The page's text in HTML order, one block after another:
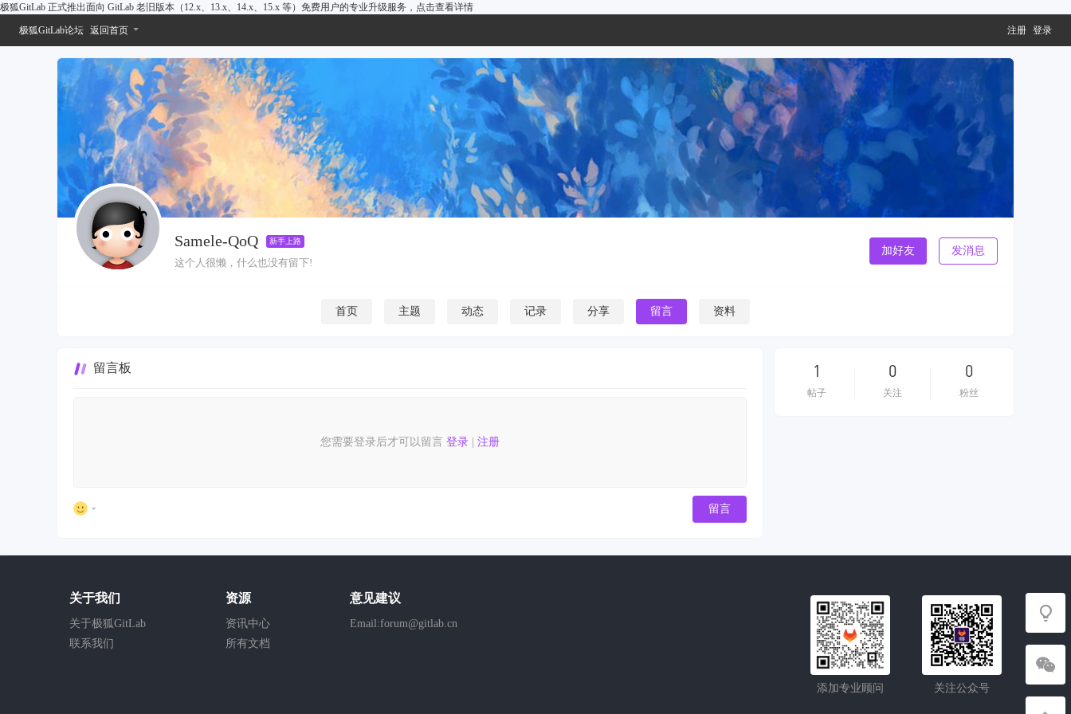
极狐GitLab 正式推出面向 GitLab 老旧版本（12.x、13.x、14.x、15.x 等）免费用户的专业升级服务， 点击查看详情
注册 登录
极狐GitLab论坛 返回首页
加好友 发消息
Samele-QoQ 新手上路
这个人很懒，什么也没有留下!
首页 主题 动态 记录 分享 留言 资料
留言板
您需要登录后才可以留言 登录 注册
留言
1
帖子
0
关注
0
粉丝
关于我们
关于极狐GitLab
联系我们
资源
资讯中心
所有文档
意见建议
Email:forum@gitlab.cn
关注公众号
添加专业顾问